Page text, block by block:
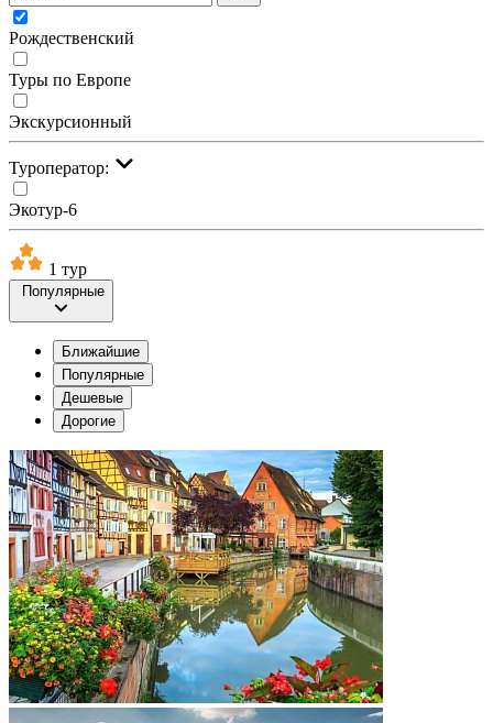
Рождественский
Туры по Европе
Экскурсионный
Туроператор:
Экотур-6
1 тур
Популярные
Ближайшие
Популярные
Дешевые
Дорогие